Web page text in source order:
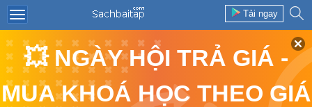
Tải ngay
💥 NGÀY HỘI TRẢ GIÁ -
MUA KHOÁ HỌC THEO GIÁ